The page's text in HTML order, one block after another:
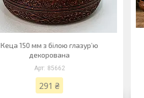
Кеца 150 мм з білою глазурʼю
декорована
85662
291 ₴